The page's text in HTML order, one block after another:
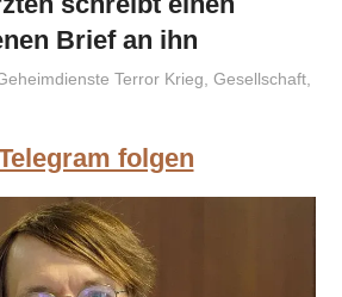
Brief an ihn
Vogt Terror Krieg,Gesellschaft,
folgen